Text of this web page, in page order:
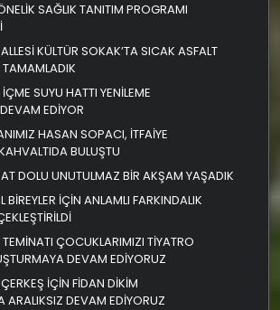
SAĞLIK TANITIM PROGRAMI
KÜLTÜR SOKAK’TA SICAK ASFALT
SUYU HATTI YENİLEME
EDİYOR
HASAN SOPACI, İTFAİYE
BULUŞTU
DOLU UNUTULMAZ BİR AKŞAM YAŞADIK
BİREYLER İÇİN ANLAMLI FARKINDALIK
ÇOCUKLARIMIZI TİYATRO
DEVAM EDİYORUZ
İÇİN FİDAN DİKİM
ARALIKSIZ DEVAM EDİYORUZ